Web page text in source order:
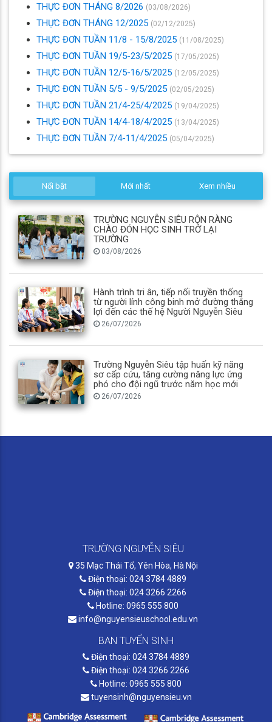
THỰC ĐƠN THÁNG 8/2026 (03/08/2026)
THỰC ĐƠN THÁNG 12/2025 (02/12/2025)
THỰC ĐƠN TUẦN 11/8 - 15/8/2025 (11/08/2025)
THỰC ĐƠN TUẦN 19/5-23/5/2025 (17/05/2025)
THỰC ĐƠN TUẦN 12/5-16/5/2025 (12/05/2025)
THỰC ĐƠN TUẦN 5/5 - 9/5/2025 (02/05/2025)
THỰC ĐƠN TUẦN 21/4-25/4/2025 (19/04/2025)
THỰC ĐƠN TUẦN 14/4-18/4/2025 (13/04/2025)
THỰC ĐƠN TUẦN 7/4-11/4/2025 (05/04/2025)
Nổi bật Mới nhất Xem nhiều
TRƯỜNG NGUYỄN SIÊU RỘN RÀNG
CHÀO ĐÓN HỌC SINH TRỞ LẠI
TRƯỜNG
03/08/2026
Hành trình tri ân, tiếp nối truyền thống
từ người lính công binh mở đường thắng
lợi đến các thế hệ Người Nguyễn Siêu
26/07/2026
Trường Nguyễn Siêu tập huấn kỹ năng
sơ cấp cứu, tăng cường năng lực ứng
phó cho đội ngũ trước năm học mới
26/07/2026
TRƯỜNG NGUYỄN SIÊU
35 Mạc Thái Tổ, Yên Hòa, Hà Nội
Điện thoại: 024 3784 4889
Điện thoại: 024 3266 2266
Hotline: 0965 555 800
info@nguyensieuschool.edu.vn
BAN TUYỂN SINH
Điện thoại: 024 3784 4889
Điện thoại: 024 3266 2266
Hotline: 0965 555 800
tuyensinh@nguyensieu.vn